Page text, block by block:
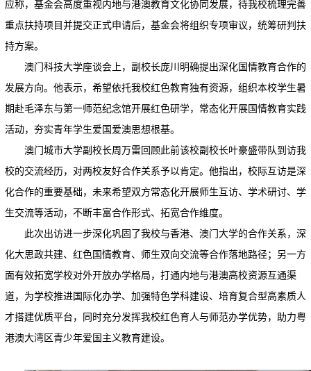
应称，基金会高度重视内地与港澳教育文化协同发展，待我校梳理完善
重点扶持项目并提交正式申请后，基金会将组织专项审议，统筹研判扶
持方案。
澳门科技大学座谈会上，副校长庞川明确提出深化国情教育合作的
发展方向。他表示，希望依托我校红色教育独有资源，组织本校学生暑
期赴毛泽东与第一师范纪念馆开展红色研学，常态化开展国情教育实践
活动，夯实青年学生爱国爱澳思想根基。
澳门城市大学副校长周万雷回顾此前该校副校长叶豪盛带队到访我
校的交流经历，对两校友好合作关系予以肯定。他指出，校际互访是深
化合作的重要基础，未来希望双方常态化开展师生互访、学术研讨、学
生交流等活动，不断丰富合作形式、拓宽合作维度。
此次出访进一步深化巩固了我校与香港、澳门大学的合作关系，深
化大思政共建、红色国情教育、师生双向交流等合作落地路径；另一方
面有效拓宽学校对外开放办学格局，打通内地与港澳高校资源互通渠
道，为学校推进国际化办学、加强特色学科建设、培育复合型高素质人
才搭建优质平台，同时充分发挥我校红色育人与师范办学优势，助力粤
港澳大湾区青少年爱国主义教育建设。